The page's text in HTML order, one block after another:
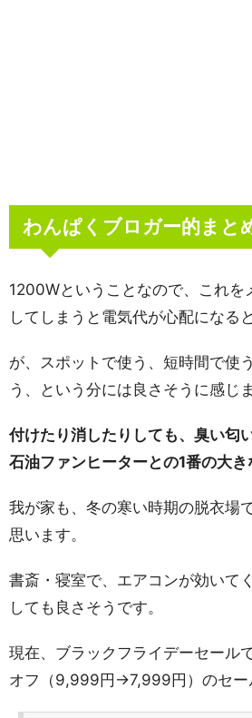
わんぱくブロガー的まと
1200Wということなので、これを
してしまうと電気代が心配になる
が、スポットで使う、短時間で使
う、という分には良さそうに感じ
付けたり消したりしても、臭い匂
石油ファンヒーターとの1番の大き
我が家も、冬の寒い時期の脱衣場
思います。
書斎・寝室で、エアコンが効いて
しても良さそうです。
現在、ブラックフライデーセール
オフ（9,999円→7,999円）のセー